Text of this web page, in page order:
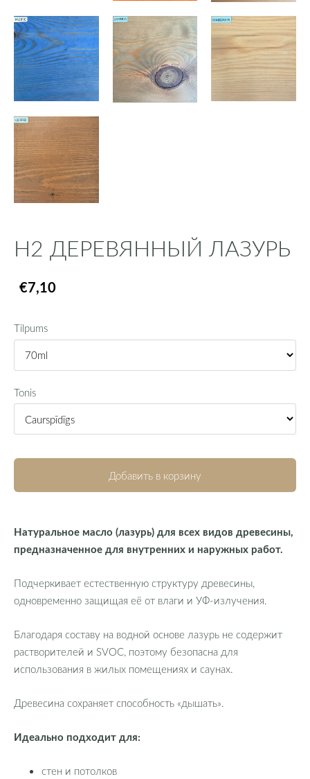
H2 ДЕРЕВЯННЫЙ ЛАЗУРЬ
€7,10
Tilpums
Tonis
Добавить в корзину
Натуральное масло (лазурь) для всех видов древесины,
предназначенное для внутренних и наружных работ.
Подчеркивает естественную структуру древесины,
одновременно защищая её от влаги и УФ-излучения.
Благодаря составу на водной основе лазурь не содержит
растворителей и SVOC, поэтому безопасна для
использования в жилых помещениях и саунах.
Древесина сохраняет способность «дышать».
Идеально подходит для:
стен и потолков